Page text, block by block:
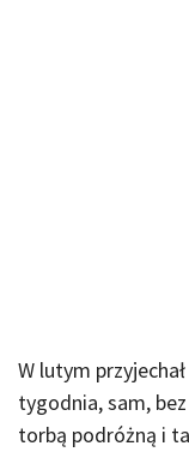
W lutym
tygodnia, sam,
torbą podróżną i